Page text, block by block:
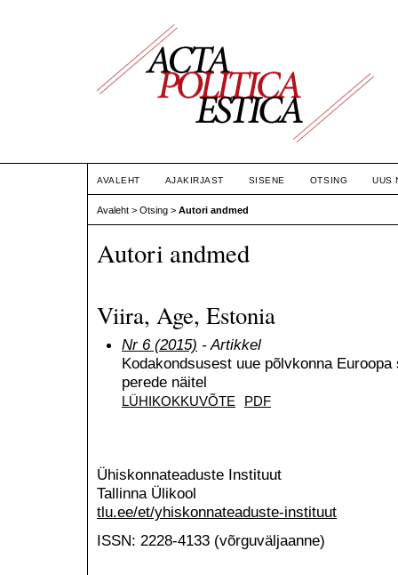
AVALEHT AJAKIRJAST SISENE OTSING UUS
Avaleht > Otsing > Autori andmed
Autori andmed
Viira, Age, Estonia
Nr 6 (2015) - Artikkel
Kodakondsusest uue põlvkonna
perede näitel
LÜHIKOKKUVÕTE PDF
Ühiskonnateaduste Instituut
Tallinna Ülikool
tlu.ee/et/yhiskonnateaduste-instituut
ISSN: 2228-4133 (võrguväljaanne)